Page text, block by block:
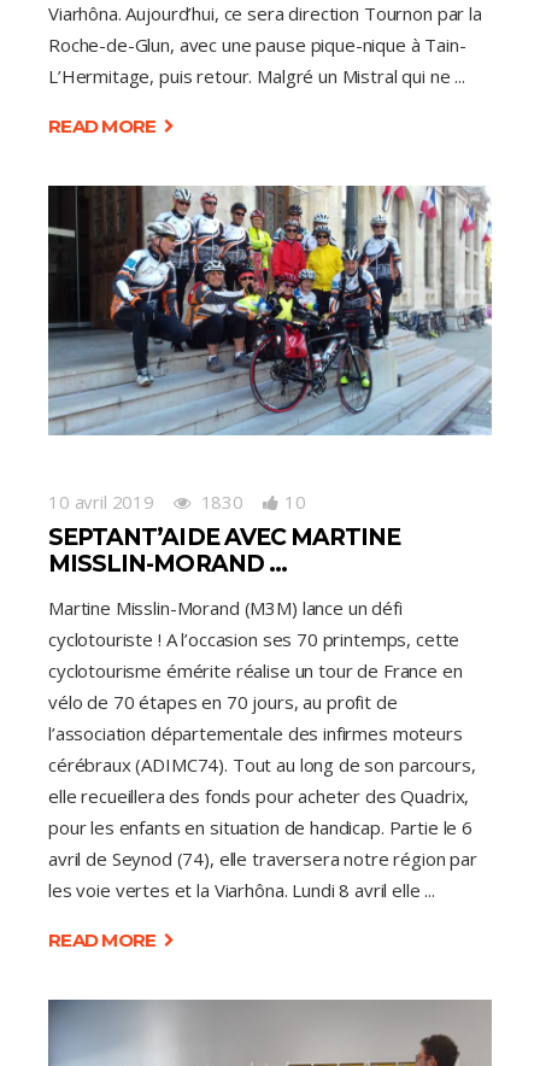
Viarhôna. Aujourd’hui, ce sera direction Tournon par la
Roche-de-Glun, avec une pause pique-nique à Tain-
L’Hermitage, puis retour. Malgré un Mistral qui ne
READ MORE
10 avril 2019 1830 10
SEPTANT’AIDE AVEC MARTINE
MISSLIN-MORAND …
Martine Misslin-Morand (M3M) lance un défi
cyclotouriste ! A l’occasion ses 70 printemps, cette
cyclotourisme émérite réalise un tour de France en
vélo de 70 étapes en 70 jours, au profit de
l’association départementale des infirmes moteurs
cérébraux (ADIMC74). Tout au long de son parcours,
elle recueillera des fonds pour acheter des Quadrix,
pour les enfants en situation de handicap. Partie le 6
avril de Seynod (74), elle traversera notre région par
les voie vertes et la Viarhôna. Lundi 8 avril elle
READ MORE